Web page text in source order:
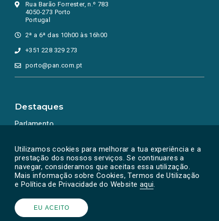
Utilizamos cookies para melhorar a tua experiência e a
prestação dos nossos serviços. Se continuares a
navegar, consideramos que aceitas essa utilização.
Mais informação sobre Cookies, Termos de Utilização
e Política de Privacidade do Website aqui.
EU ACEITO
Rua Barão Forrester, n.º 783
4050-273 Porto
Portugal
2ª a 6ª das 10h00 às 16h00
+351 228 329 273
porto@pan.com.pt
Destaques
Parlamento
Powered by © PAN 2026